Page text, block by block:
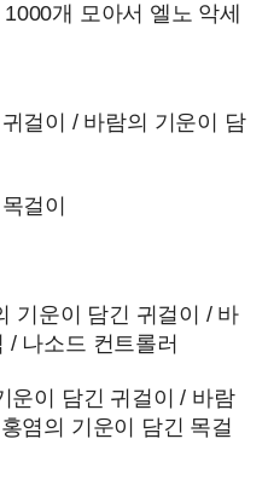
개 모아서 엘노 악세
걸이 / 바람의 기운이 담
걸이
기운이 담긴 귀걸이 / 바
/ 나소드 컨트롤러
운이 담긴 귀걸이 / 바람
염의 기운이 담긴 목걸